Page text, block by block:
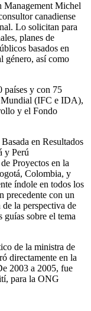
Management Michel
canadiense
Lo solicitan para
planes de
basados en
género, así como
países y con 75
Mundial (IFC e IDA),
y el Fondo
en Resultados
y Perú
Proyectos en la
Colombia, y
índole en todos los
precedente con un
la perspectiva de
guías sobre el tema
de la ministra de
directamente en la
2003 a 2005, fue
para la ONG